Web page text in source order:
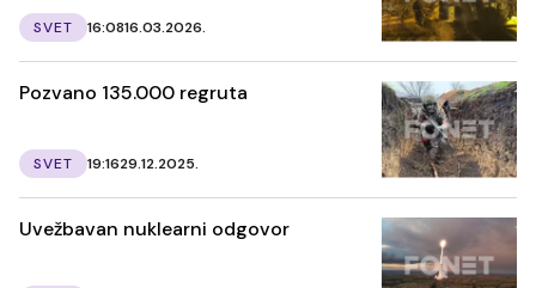
SVET 16:0816.03.2026.
Pozvano 135.000 regruta
SVET 19:1629.12.2025.
Uvežbavan nuklearni odgovor